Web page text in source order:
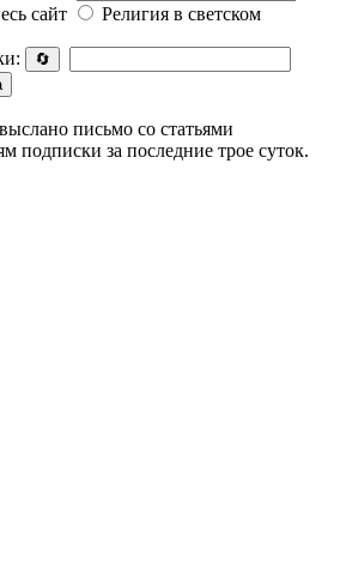
сайт
Религия в светском
🔄
письмо со статьями
подписки за последние трое суток.